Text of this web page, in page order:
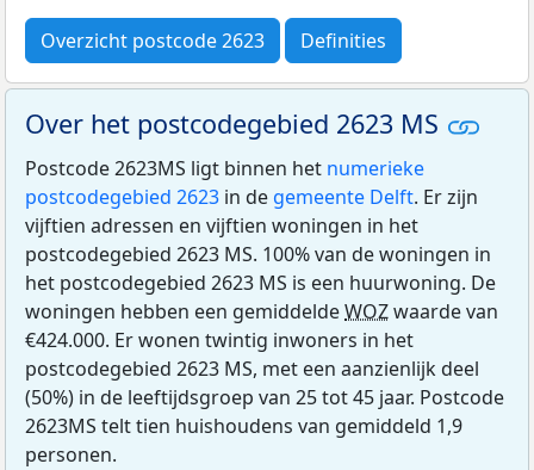
Overzicht postcode 2623 Definities
Over het postcodegebied 2623 MS
Postcode 2623MS ligt binnen het numerieke
postcodegebied 2623 in de gemeente Delft. Er zijn
vijftien adressen en vijftien woningen in het
postcodegebied 2623 MS. 100% van de woningen in
het postcodegebied 2623 MS is een huurwoning. De
woningen hebben een gemiddeldeWOZwaarde van
€424.000. Er wonen twintig inwoners in het
postcodegebied 2623 MS, met een aanzienlijk deel
(50%) in de leeftijdsgroep van 25 tot 45 jaar. Postcode
2623MS telt tien huishoudens van gemiddeld 1,9
personen.